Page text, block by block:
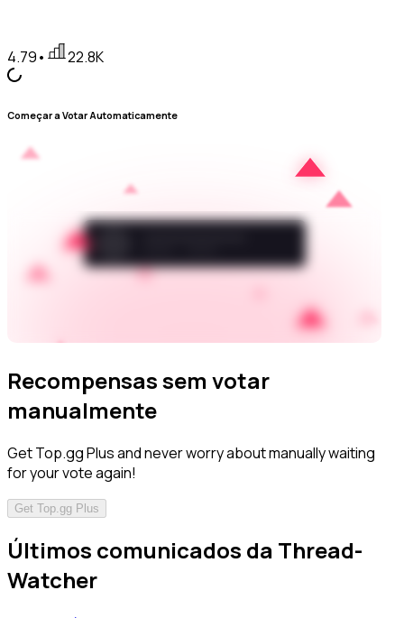
4.79• 22.8K
Começar a Votar Automaticamente
Recompensas sem votar
manualmente
Get Top.gg Plus and never worry about manually waiting
for your vote again!
Get Top.gg Plus
Últimos comunicados da Thread-
Watcher